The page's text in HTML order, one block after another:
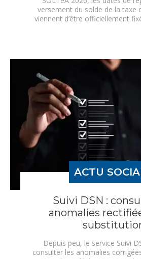
versement du solde de la taxe
viennent d’être officiellement
ACTU
Suivi DSN :
anomalies
Depuis peu, le service Suivi
consulter les anomalies